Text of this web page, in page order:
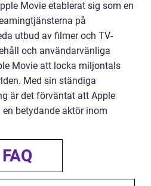
Movie etablerat sig som en
på
utbud av filmer och TV-
och användarvänliga
Movie att locka miljontals
Med sin ständiga
är det förväntat att Apple
betydande aktör inom
FAQ